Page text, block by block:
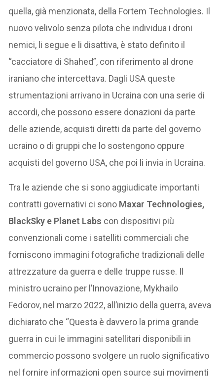
quella, già menzionata, della Fortem Technologies. Il
nuovo velivolo senza pilota che individua i droni
nemici, li segue e li disattiva, è stato definito il
“cacciatore di Shahed”, con riferimento al drone
iraniano che intercettava. Dagli USA queste
strumentazioni arrivano in Ucraina con una serie di
accordi, che possono essere donazioni da parte
delle aziende, acquisti diretti da parte del governo
ucraino o di gruppi che lo sostengono oppure
acquisti del governo USA, che poi li invia in Ucraina.
Tra le aziende che si sono aggiudicate importanti
contratti governativi ci sono Maxar Technologies,
BlackSky e Planet Labs con dispositivi più
convenzionali come i satelliti commerciali che
forniscono immagini fotografiche tradizionali delle
attrezzature da guerra e delle truppe russe. Il
ministro ucraino per l’Innovazione, Mykhailo
Fedorov, nel marzo 2022, all’inizio della guerra, aveva
dichiarato che “Questa è davvero la prima grande
guerra in cui le immagini satellitari disponibili in
commercio possono svolgere un ruolo significativo
nel fornire informazioni open source sui movimenti